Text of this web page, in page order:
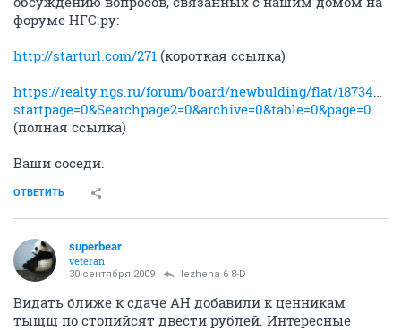
форуме НГС.ру:
http://starturl.com/271 (короткая ссылка)
https://realty.ngs.ru/forum/board/newbulding/flat/
startpage=0&Searchpage2=0&archive=0&table=0&page=0&view=&sb=5&o=&vc=1
(полная ссылка)
Ваши соседи.
ОТВЕТИТЬ
superbear
veteran
30 сентября 2009 lezhena 6 8-D
Видать ближе к сдаче АН добавили к ценникам
тыщщ по стопийсят двести рублей. Интересные